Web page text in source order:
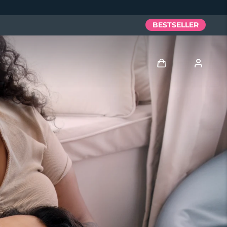
BESTSELLER
Profilo utente
I miei dispositivi
I miei ordini
I miei indirizzi
I miei abbonamenti